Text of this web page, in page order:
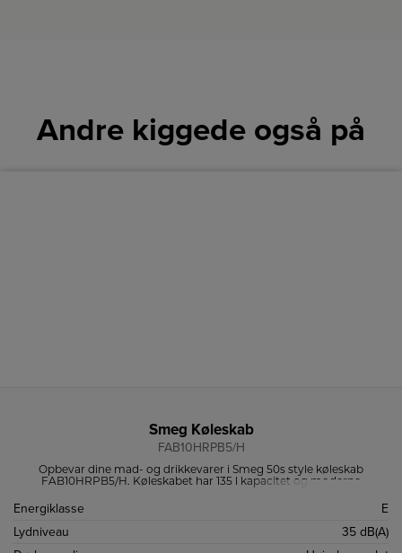
Andre kiggede også på
Smeg Køleskab
FAB10HRPB5/H
Opbevar dine mad- og drikkevarer i Smeg 50s style køleskab
FAB10HRPB5/H. Køleskabet har 135 l kapacitet og moderne
Energiklasse
E
Lydniveau
35 dB(A)